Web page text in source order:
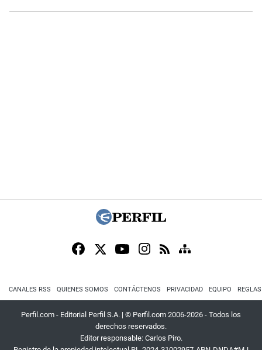
CANALES RSS QUIENES SOMOS CONTÁCTENOS PRIVACIDAD EQUIPO
Perfil.com - Editorial Perfil S.A. | © Perfil.com 2006-2026 - Todos los
derechos reservados.
Editor responsable: Carlos Piro.